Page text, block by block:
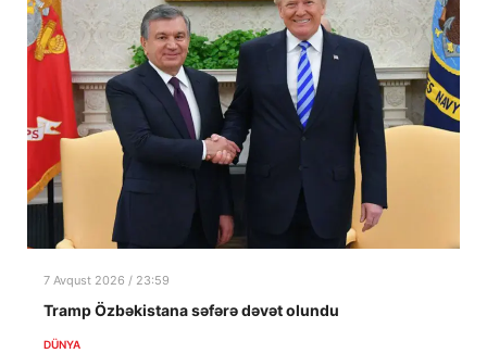
7 Avqust 2026 / 23:59
Tramp Özbəkistana səfərə dəvət olundu
DÜNYA